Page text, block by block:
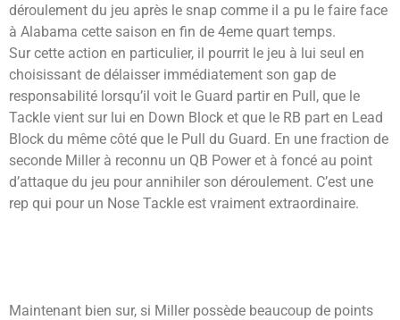
déroulement du jeu après le snap comme il a pu le faire face
à Alabama cette saison en fin de 4eme quart temps.
Sur cette action en particulier, il pourrit le jeu à lui seul en
choisissant de délaisser immédiatement son gap de
responsabilité lorsqu’il voit le Guard partir en Pull, que le
Tackle vient sur lui en Down Block et que le RB part en Lead
Block du même côté que le Pull du Guard. En une fraction de
seconde Miller à reconnu un QB Power et à foncé au point
d’attaque du jeu pour annihiler son déroulement. C’est une
rep qui pour un Nose Tackle est vraiment extraordinaire.
Maintenant bien sur, si Miller possède beaucoup de points